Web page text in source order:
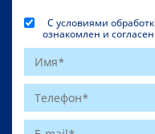
С условиями
ознакомлен и согласен